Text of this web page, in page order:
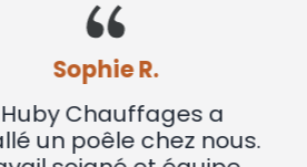
R.
a
chez nous.